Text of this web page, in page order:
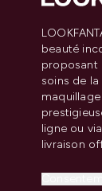
beauté
proposant
soins de
ligne ou
livraison